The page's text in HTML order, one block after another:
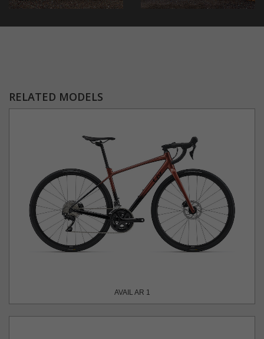
RELATED MODELS
AVAIL AR 1